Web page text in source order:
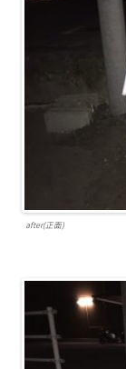
after(正面)